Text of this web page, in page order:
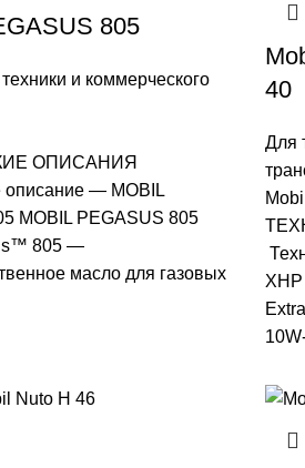
805
и коммерческого
ОПИСАНИЯ
описание — MOBIL
MOBIL PEGASUS 805
805 —
масло для газовых
40
Для
Mobil